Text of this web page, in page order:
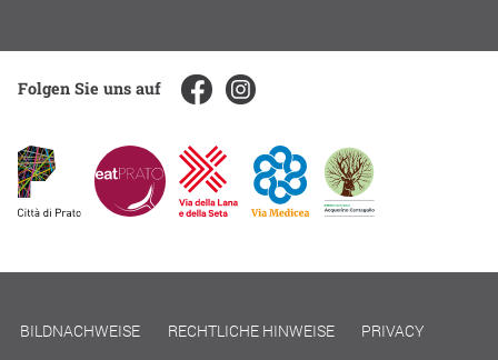
Folgen Sie uns auf
BILDNACHWEISE RECHTLICHE HINWEISE PRIVACY